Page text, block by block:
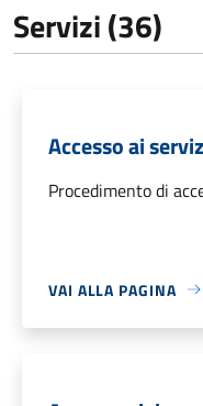
Servizi (36)
Accesso ai
Procedimento di
VAI ALLA PAGINA